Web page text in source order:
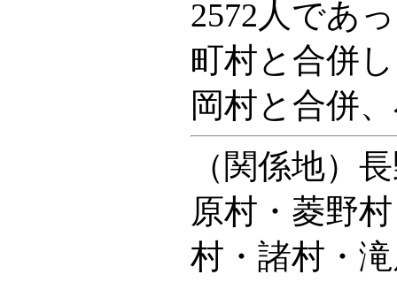
2572人であ
町村と合併
岡村と合併
（関係地）
原村・菱野
村・諸村・